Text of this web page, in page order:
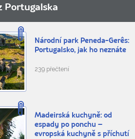
Portugalska
Národní park Peneda-Gerês:
Portugalsko, jak ho neznáte
239 přečtení
Madeirská kuchyně: od
espady po ponchu –
evropská kuchyně s příchutí